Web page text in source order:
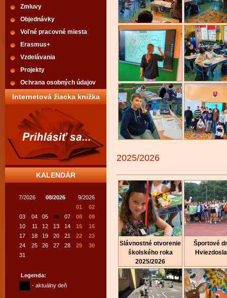
Zmluvy
Objednávky
Voľné pracovné miesta
Erasmus+
Vzdelávania
Projekty
Ochrana osobných údajov
Internetová žiacka knižka
KALENDÁR
7/2026 08/2026
9/2026
01
02
03
04 05 06 07 08
09
10
11 12 13 14 15
16
17
18 19 20 21 22
23
24
25 26 27 28 29
30
31
Legenda:
- aktuálny deň
2025/2026
Slávnostné otvorenie
školského roka
2025/2026
Športové